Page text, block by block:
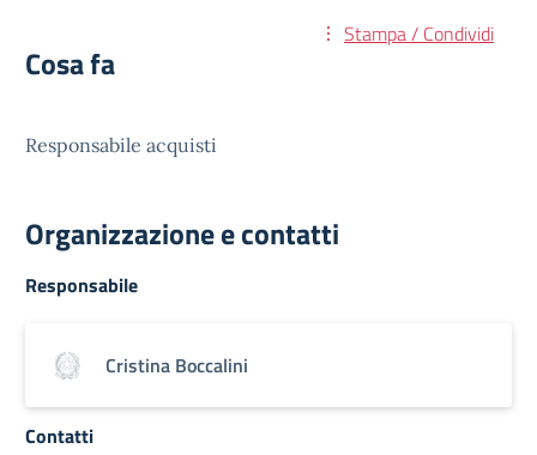
Stampa / Condividi
Cosa fa
Responsabile acquisti
Organizzazione e contatti
Responsabile
Cristina Boccalini
Contatti